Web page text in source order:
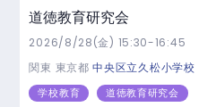
道徳教育研究会
2026/8/28(金) 15:30-16:45
関東 東京都中央区立久松小学校
学校教育 道徳教育研究会